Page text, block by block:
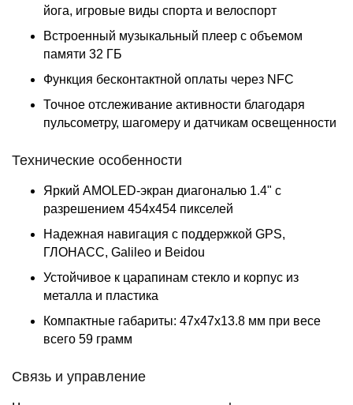
йога, игровые виды спорта и велоспорт
Встроенный музыкальный плеер с объемом
памяти 32 ГБ
Функция бесконтактной оплаты через NFC
Точное отслеживание активности благодаря
пульсометру, шагомеру и датчикам освещенности
Технические особенности
Яркий AMOLED-экран диагональю 1.4" с
разрешением 454x454 пикселей
Надежная навигация с поддержкой GPS,
ГЛОНАСС, Galileo и Beidou
Устойчивое к царапинам стекло и корпус из
металла и пластика
Компактные габариты: 47x47x13.8 мм при весе
всего 59 грамм
Связь и управление